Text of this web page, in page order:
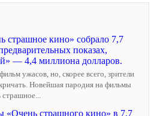
страшное кино» собрало 7,7
показах,
— 4,4 миллиона долларов.
ужасов, но, скорее всего, зрители
Новейшая пародия на фильмы
«Очень страшного кино» в 7,7